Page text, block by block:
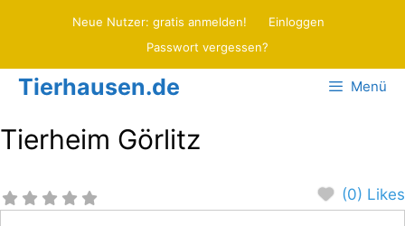
Neue Nutzer: gratis anmelden!
Einloggen
Passwort vergessen?
Tierhausen.de Menü
Tierheim Görlitz
(0) Likes